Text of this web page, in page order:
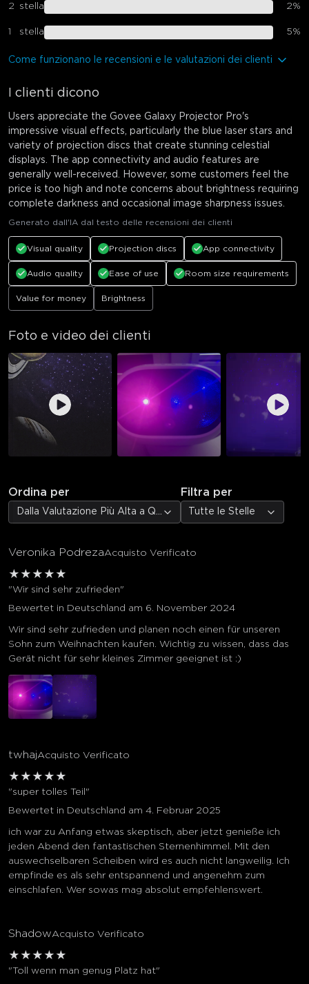
2 stella 2%
1 stella 5%
Come funzionano le recensioni e le valutazioni dei clienti
I clienti dicono
Users appreciate the Govee Galaxy Projector Pro's
impressive visual effects, particularly the blue laser stars and
variety of projection discs that create stunning celestial
displays. The app connectivity and audio features are
generally well-received. However, some customers feel the
price is too high and note concerns about brightness requiring
complete darkness and occasional image sharpness issues.
Generato dall'IA dal testo delle recensioni dei clienti
Visual quality Projection discs App connectivity
Audio quality Ease of use Room size requirements
Value for money Brightness
Foto e video dei clienti
Ordina per
Dalla Valutazione Più Alta a Quella Più Bassa
Filtra per
Tutte le Stelle
Veronika PodrezaAcquisto Verificato
★ ★ ★ ★ ★
"Wir sind sehr zufrieden"
Bewertet in Deutschland am 6. November 2024
Wir sind sehr zufrieden und planen noch einen für unseren
Sohn zum Weihnachten kaufen. Wichtig zu wissen, dass das
Gerät nicht für sehr kleines Zimmer geeignet ist :)
twhajAcquisto Verificato
★ ★ ★ ★ ★
"super tolles Teil"
Bewertet in Deutschland am 4. Februar 2025
ich war zu Anfang etwas skeptisch, aber jetzt genieße ich
jeden Abend den fantastischen Sternenhimmel. Mit den
auswechselbaren Scheiben wird es auch nicht langweilig. Ich
empfinde es als sehr entspannend und angenehm zum
einschlafen. Wer sowas mag absolut empfehlenswert.
ShadowAcquisto Verificato
★ ★ ★ ★ ★
"Toll wenn man genug Platz hat"